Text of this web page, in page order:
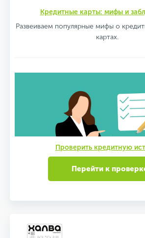
Кредитные карты: мифы и
Развеиваем популярные мифы о
картах.
Проверить кредитную
Перейти к